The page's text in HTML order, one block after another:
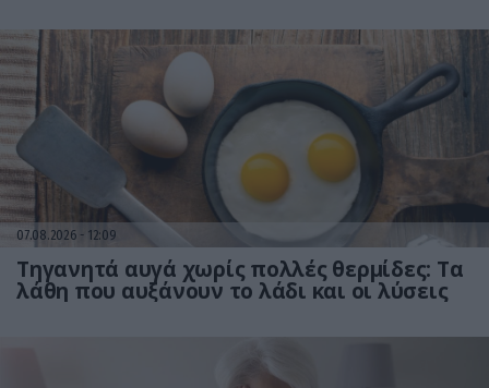
07.08.2026 12:09
Τηγανητά αυγά χωρίς πολλές θερμίδες: Τα
λάθη που αυξάνουν το λάδι και οι λύσεις